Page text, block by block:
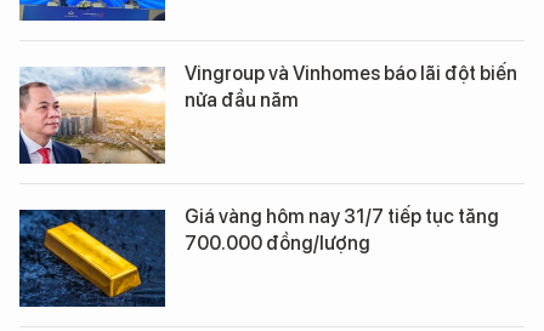
Vingroup và Vinhomes báo lãi đột biến
nửa đầu năm
Giá vàng hôm nay 31/7 tiếp tục tăng
700.000 đồng/lượng